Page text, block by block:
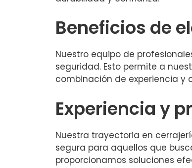
Beneficios de
Nuestro equipo de
seguridad. Esto permite a
combinación de experiencia y
Experiencia y
Nuestra trayectoria en
segura para aquellos que
proporcionamos soluciones